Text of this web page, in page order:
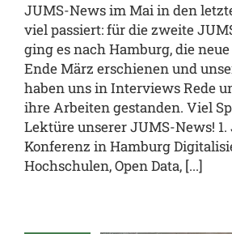
JUMS-News im Mai in den
viel passiert: für die zweite
ging es nach Hamburg, die
Ende März erschienen und
haben uns in Interviews Rede
ihre Arbeiten gestanden. Viel
Lektüre unserer JUMS-News! 1.
Konferenz in Hamburg
Hochschulen, Open Data, [...]